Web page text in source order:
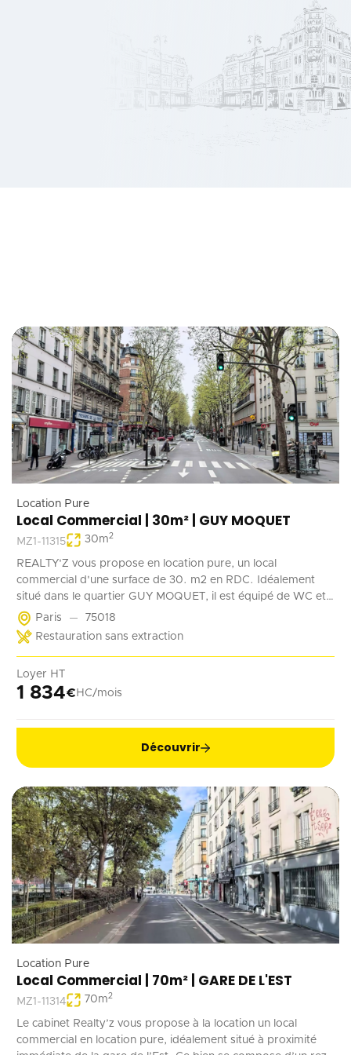
Location Pure
Local Commercial | 30m² | GUY MOQUET
MZ1-11315 30m2
REALTY'Z vous propose en location pure, un local
commercial d'une surface de 30. m2 en RDC. Idéalement
situé dans le quartier GUY MOQUET, il est équipé de WC et
d'un point d'eau. Il convient parfaitement à une activité de
coffee shop, barber, alimentation ...
Paris
75018
Restauration sans extraction
Loyer HT
1 834€ HC/mois
Découvrir
Location Pure
Local Commercial | 70m² | GARE DE L'EST
MZ1-11314 70m2
Le cabinet Realty’z vous propose à la location un local
commercial en location pure, idéalement situé à proximité